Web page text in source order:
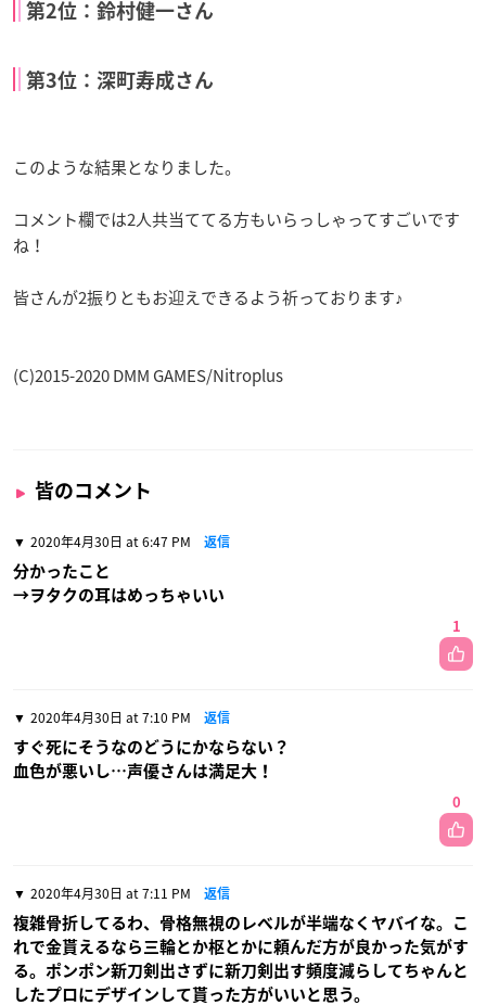
第2位：鈴村健一さん
第3位：深町寿成さん
このような結果となりました。
コメント欄では2人共当ててる方もいらっしゃってすごいです
ね！
皆さんが2振りともお迎えできるよう祈っております♪
(C)2015-2020 DMM GAMES/Nitroplus
皆のコメント
2020年4月30日 at 6:47 PM 返信
分かったこと
→ヲタクの耳はめっちゃいい
1
2020年4月30日 at 7:10 PM 返信
すぐ死にそうなのどうにかならない？
血色が悪いし…声優さんは満足大！
0
2020年4月30日 at 7:11 PM 返信
複雑骨折してるわ、骨格無視のレベルが半端なくヤバイな。こ
れで金貰えるなら三輪とか枢とかに頼んだ方が良かった気がす
る。ポンポン新刀剣出さずに新刀剣出す頻度減らしてちゃんと
したプロにデザインして貰った方がいいと思う。